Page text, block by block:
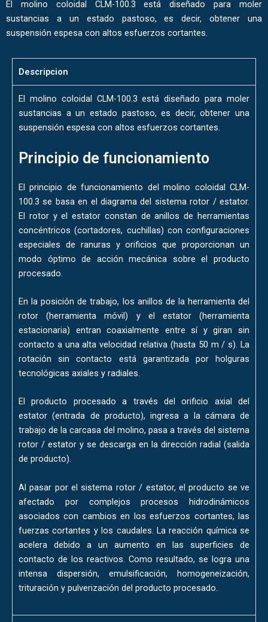
El molino coloidal CLM-100.3 está diseñado para moler
sustancias a un estado pastoso, es decir, obtener una
suspensión espesa con altos esfuerzos cortantes.
Descripcion
El molino coloidal CLM-100.3 está diseñado para moler
sustancias a un estado pastoso, es decir, obtener una
suspensión espesa con altos esfuerzos cortantes.
Principio de funcionamiento
El principio de funcionamiento del molino coloidal CLM-
100.3 se basa en el diagrama del sistema rotor / estator.
El rotor y el estator constan de anillos de herramientas
concéntricos (cortadores, cuchillas) con configuraciones
especiales de ranuras y orificios que proporcionan un
modo óptimo de acción mecánica sobre el producto
procesado.
En la posición de trabajo, los anillos de la herramienta del
rotor (herramienta móvil) y el estator (herramienta
estacionaria) entran coaxialmente entre sí y giran sin
contacto a una alta velocidad relativa (hasta 50 m / s). La
rotación sin contacto está garantizada por holguras
tecnológicas axiales y radiales.
El producto procesado a través del orificio axial del
estator (entrada de producto), ingresa a la cámara de
trabajo de la carcasa del molino, pasa a través del sistema
rotor / estator y se descarga en la dirección radial (salida
de producto).
Al pasar por el sistema rotor / estator, el producto se ve
afectado por complejos procesos hidrodinámicos
asociados con cambios en los esfuerzos cortantes, las
fuerzas cortantes y los caudales. La reacción química se
acelera debido a un aumento en las superficies de
contacto de los reactivos. Como resultado, se logra una
intensa dispersión, emulsificación, homogeneización,
trituración y pulverización del producto procesado.